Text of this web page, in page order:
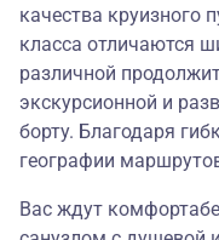
качества круизного
класса отличаются
различной
экскурсионной и
борту. Благодаря
географии
Вас ждут